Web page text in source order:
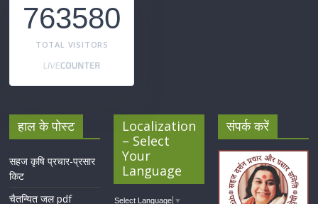
763580
TOTAL VISITORS
हाल के पोस्ट
सहज कृषि प्रचार-प्रसार
किट
चैतन्यित जल pdf
Localization
– Select
Your
Language
Select Language ▼
संपर्क करें